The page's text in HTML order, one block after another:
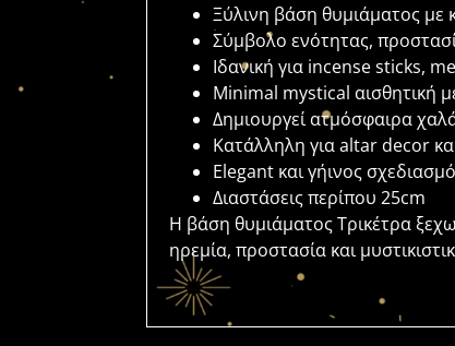
Ξύλινη βάση θυμιάματος με
Σύμβολο ενότητας,
Ιδανική για incense sticks,
Minimal mystical αισθητική
Δημιουργεί ατμόσφαιρα
Κατάλληλη για altar decor
Elegant και γήινος
Διαστάσεις περίπου 25cm
Η βάση θυμιάματος Τρικέτρα
ηρεμία, προστασία και